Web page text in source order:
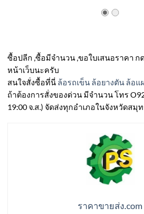
ซื้อปลีก ,ซื้อมีจำนวน ,ขอใบเสนอราคา ก
หน้าเว็บนะครับ
สนใจสั่งซื้อที่นี่ ล้อรถเข็น ล้อยางตัน ล้อแ
ถ้าต้องการสั่งของด่วน มีจำนวน โทร
19:00 จ.ส.) จัดส่งทุกอำเภอในจังหวัดสมุ
ราคาขายส่ง.com